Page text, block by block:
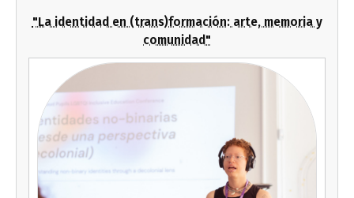
"La identidad en (trans)formación: arte, memoria y
comunidad"